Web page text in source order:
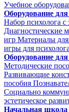
Учебное
Оборудование для
Набор психолога
Диагностические
игр Материалы для
игры для психолога
Оборудование
Методические
Развивающие
пособия
Социально
эстетическое
Начальная школа